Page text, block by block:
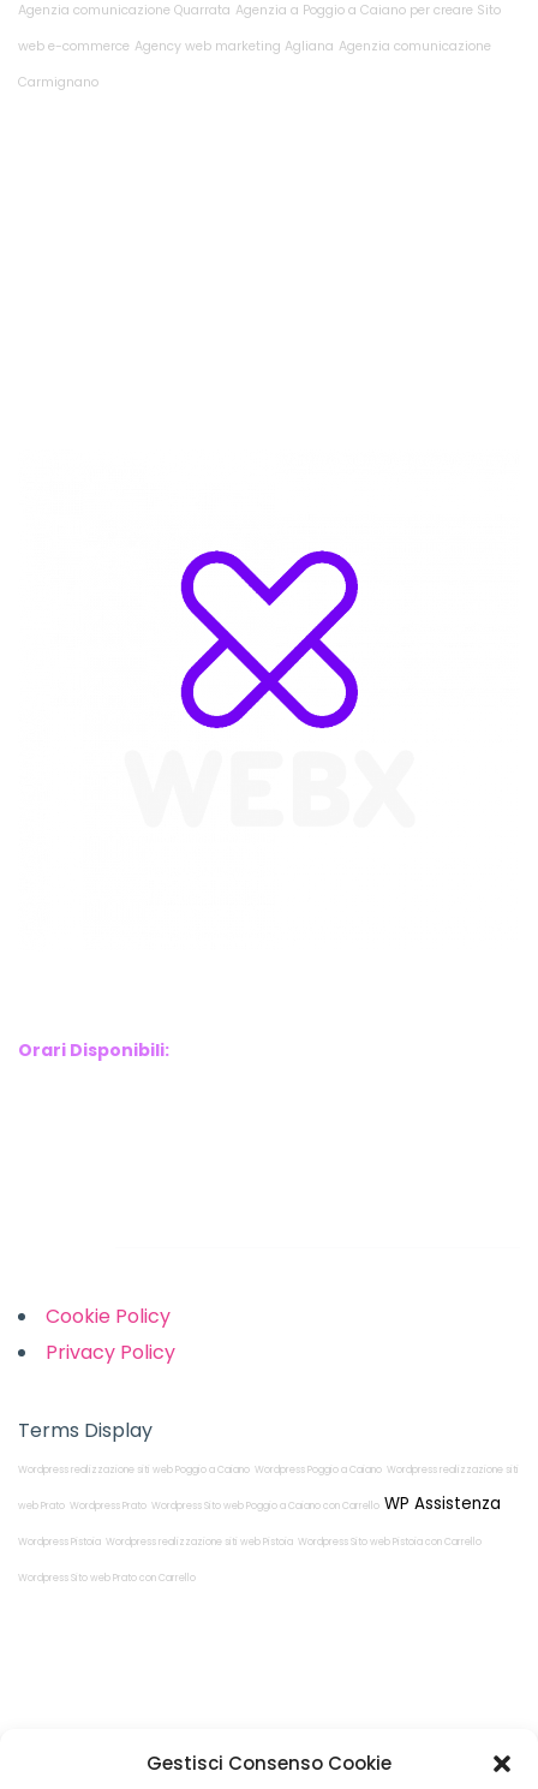
Gestisci Consenso Cookie
Agenzia comunicazione Quarrata Agenzia a Poggio a Caiano per creare Sito
web e-commerce Agency web marketing Agliana Agenzia comunicazione
Carmignano
Orari Disponibili:
Cookie Policy
Privacy Policy
Terms Display
Wordpress realizzazione siti web Poggio a Caiano Wordpress Poggio a Caiano Wordpress realizzazione siti
web Prato Wordpress Prato Wordpress Sito web Poggio a Caiano con Carrello WP Assistenza
Wordpress Pistoia Wordpress realizzazione siti web Pistoia Wordpress Sito web Pistoia con Carrello
Wordpress Sito web Prato con Carrello
Restiamo in